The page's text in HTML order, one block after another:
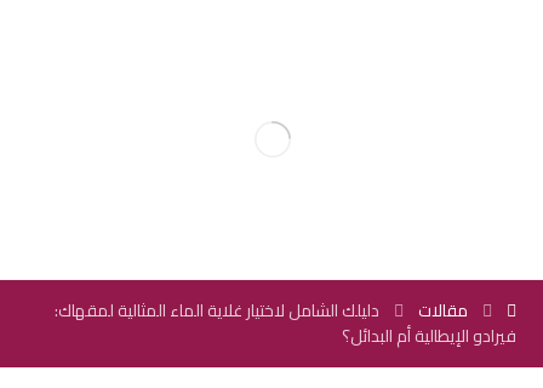
مقالات
دليلك الشامل لاختيار غلاية الماء المثالية لمقهاك:
فيرادو الإيطالية أم البدائل؟